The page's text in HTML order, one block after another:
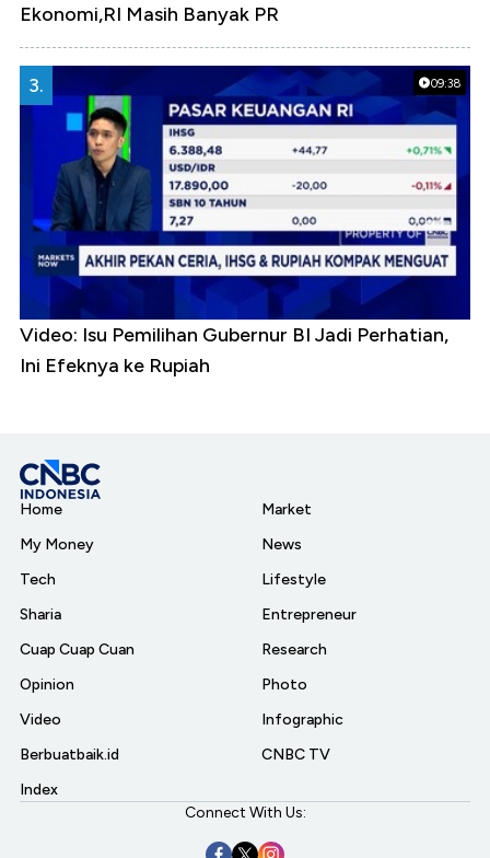
Ekonomi,RI Masih Banyak PR
09:38
3.
Video: Isu Pemilihan Gubernur BI Jadi Perhatian,
Ini Efeknya ke Rupiah
Home
My Money
Tech
Sharia
Cuap Cuap Cuan
Opinion
Video
Berbuatbaik.id
Index
Market
News
Lifestyle
Entrepreneur
Research
Photo
Infographic
CNBC TV
Connect With Us: